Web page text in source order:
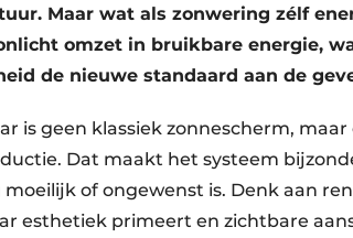
Maar wat als zonwering zélf
omzet in bruikbare energie,
de nieuwe standaard aan de
is geen klassiek zonnescherm,
Dat maakt het systeem
moeilijk of ongewenst is. Denk aan
esthetiek primeert en zichtbare